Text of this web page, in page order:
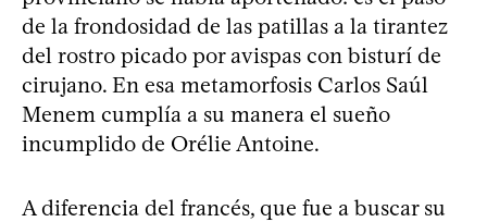
de la frondosidad de las patillas a la tirantez
del rostro picado por avispas con bisturí de
cirujano. En esa metamorfosis Carlos Saúl
Menem cumplía a su manera el sueño
incumplido de Orélie Antoine.
A diferencia del francés, que fue a buscar su